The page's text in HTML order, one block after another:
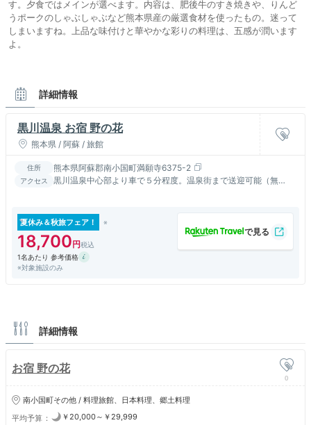
す。夕食ではメインが選べます。内容は、肥後牛のすき焼きや、りんど
うポークのしゃぶしゃぶなど熊本県産の厳選食材を使ったもの。迷って
しまいますね。上品な味付けと華やかな彩りの料理は、五感が潤います
よ。
詳細情報
黒川温泉 お宿 野の花
熊本県 / 阿蘇 / 旅館
住所 熊本県阿蘇郡南小国町満願寺6375-2
アクセス
黒川温泉中心部より車で５分程度。温泉街まで送迎可能（無
夏休み＆秋旅フェア！
18,700
1名あたり 参考価格
※対象施設のみ
詳細情報
お宿 野の花
0
南小国町その他 / 料理旅館、日本料理、郷土料理
平均予算
￥20,000～￥29,999